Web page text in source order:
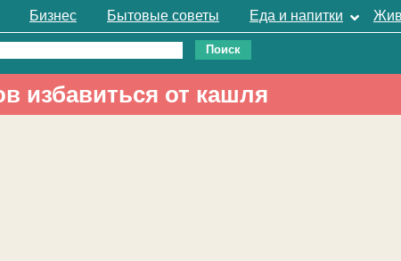
Бизнес Бытовые советы Еда и напитки
избавиться от кашля